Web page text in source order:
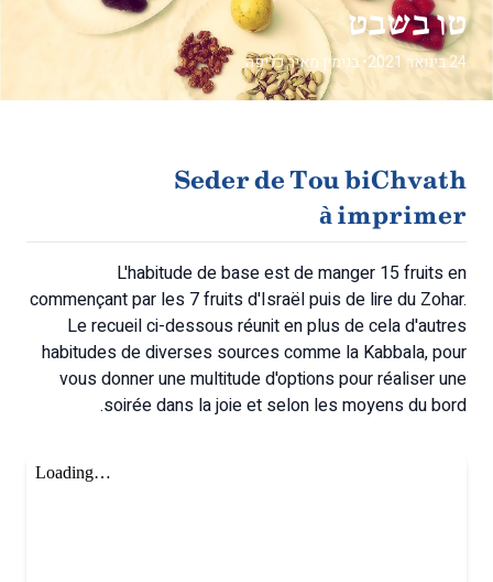
טו בשבט
24 בינואר 2021 • בנימין מאיר כליפה
Seder de Tou biChvath
à imprimer
L'habitude de base est de manger 15 fruits en
commençant par les 7 fruits d'Israël puis de lire du Zohar.
Le recueil ci-dessous réunit en plus de cela d'autres
habitudes de diverses sources comme la Kabbala, pour
vous donner une multitude d'options pour réaliser une
soirée dans la joie et selon les moyens du bord.